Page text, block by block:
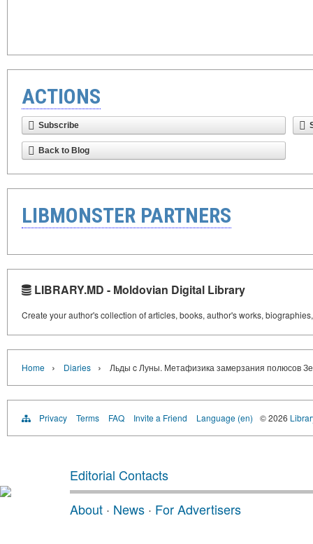
ACTIONS
Subscribe
Back to Blog
LIBMONSTER PARTNERS
LIBRARY.MD - Moldovian Digital Library
Create your author's collection of articles, books, author's works,
Home › Diaries › Льды c Луны. Метафизика замерзания полюсов
Privacy Terms FAQ Invite a Friend Language (en) © 2026
Editorial Contacts
About · News · For Advertisers